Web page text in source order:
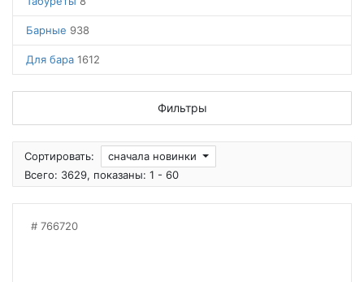
Барные 938
Для бара 1612
Фильтры
Сортировать:
сначала новинки
Всего: 3629, показаны: 1 - 60
766720